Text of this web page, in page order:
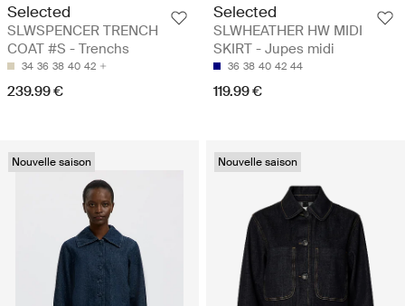
Selected
SLWSPENCER TRENCH
COAT #S - Trenchs
34 36 38 40 42
239.99 €
Selected
SLWHEATHER HW MIDI
SKIRT - Jupes midi
36 38 40 42 44
119.99 €
Nouvelle saison Nouvelle saison